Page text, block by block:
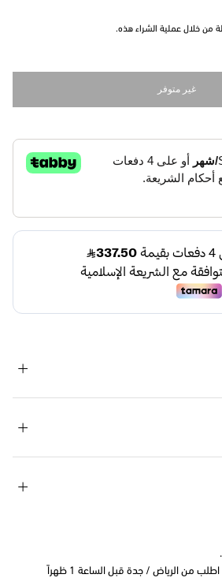
من خلال عملية الشراء هذه.
غير متوفر
من الرياض / جدة قبل الساعة 1 ظهراً